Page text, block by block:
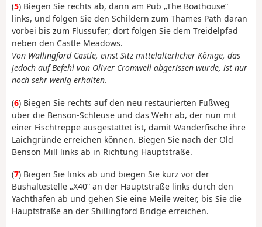
(5) Biegen Sie rechts ab, dann am Pub „The Boathouse“
links, und folgen Sie den Schildern zum Thames Path daran
vorbei bis zum Flussufer; dort folgen Sie dem Treidelpfad
neben den Castle Meadows.
Von Wallingford Castle, einst Sitz mittelalterlicher Könige, das
jedoch auf Befehl von Oliver Cromwell abgerissen wurde, ist nur
noch sehr wenig erhalten.
(6) Biegen Sie rechts auf den neu restaurierten Fußweg
über die Benson-Schleuse und das Wehr ab, der nun mit
einer Fischtreppe ausgestattet ist, damit Wanderfische ihre
Laichgründe erreichen können. Biegen Sie nach der Old
Benson Mill links ab in Richtung Hauptstraße.
(7) Biegen Sie links ab und biegen Sie kurz vor der
Bushaltestelle „X40“ an der Hauptstraße links durch den
Yachthafen ab und gehen Sie eine Meile weiter, bis Sie die
Hauptstraße an der Shillingford Bridge erreichen.